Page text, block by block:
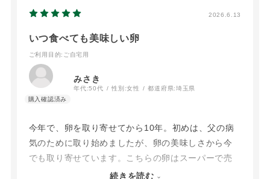
2026.6.13
いつ食べても美味しい卵
ご利用目的:ご自宅用
みさき
年代:50代 性別:女性 都道府県:埼玉県
今年で、卵を取り寄せてから10年。初めは、父の病
気のために取り始めましたが、卵の美味しさから今
でも取り寄せています。こちらの卵はスーパーで売
ってる卵とは黄身の色が全く違って味も美味しで
続きを読む